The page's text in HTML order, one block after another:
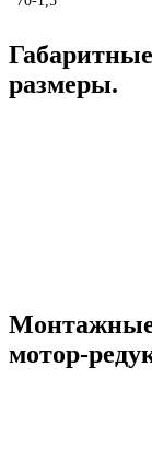
размеры.
Монтажные
мотор-